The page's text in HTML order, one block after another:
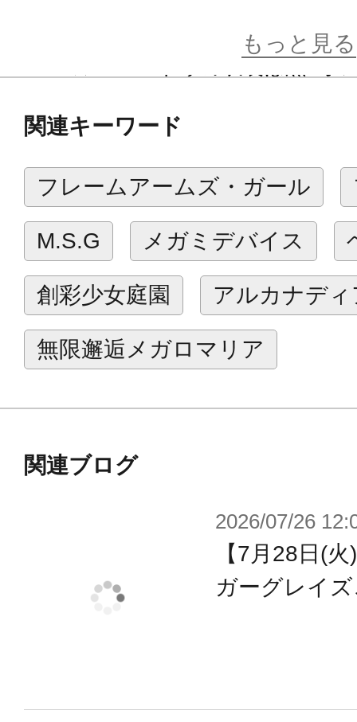
・ヘルメットパーツが付属。
・瞳の色も本体色に合わせた新規カ
・アーマーを脱いだ「素体モード」
きます。
・“マシニーカシリーズ”が誇る驚異
乗したポーズも自然にキマります！
・プラ製の手首は「平手」「握り手
付属いたします。
・トゥをしっかり自立させるスタン
既存『M.S.G』『フレームアームズ
『メガロマリア』シリーズ等と各部
※「1/12 ホンダ Z50J-1 モンキー
もっと見る
関連キーワード
フレームアームズ・ガール
M.S.G メガミデバイス
創彩少女庭園 アルカナディ
無限邂逅メガロマリア
関連ブログ
2026/07/26
【7月28日(
ガーグレイ